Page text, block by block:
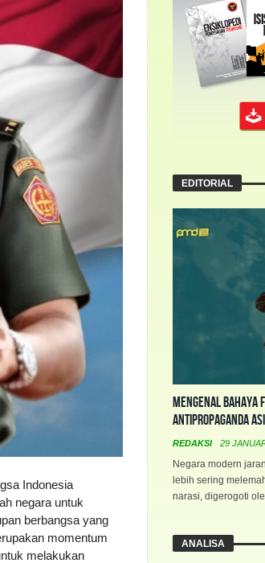
Indonesia
negara untuk
berbangsa yang
momentum
melakukan
EDITORIAL
Mengenal Bahaya
Antipropaganda
REDAKSI 29
Negara modern
lebih sering
narasi, digerogoti
ANALISA